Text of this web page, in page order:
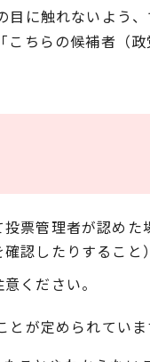
に触れないよう
ちらの候補者（
票管理者が認め
認したりすること
ください。
が定められていま